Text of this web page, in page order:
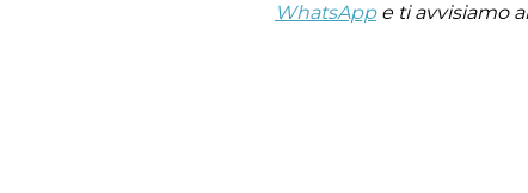
WhatsAppe ti avvisiamo